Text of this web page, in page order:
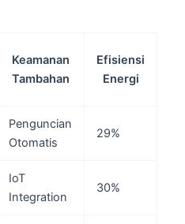
Keamanan
Tambahan
Efisiensi
Energi
Penguncian
Otomatis
29%
IoT
Integration
30%